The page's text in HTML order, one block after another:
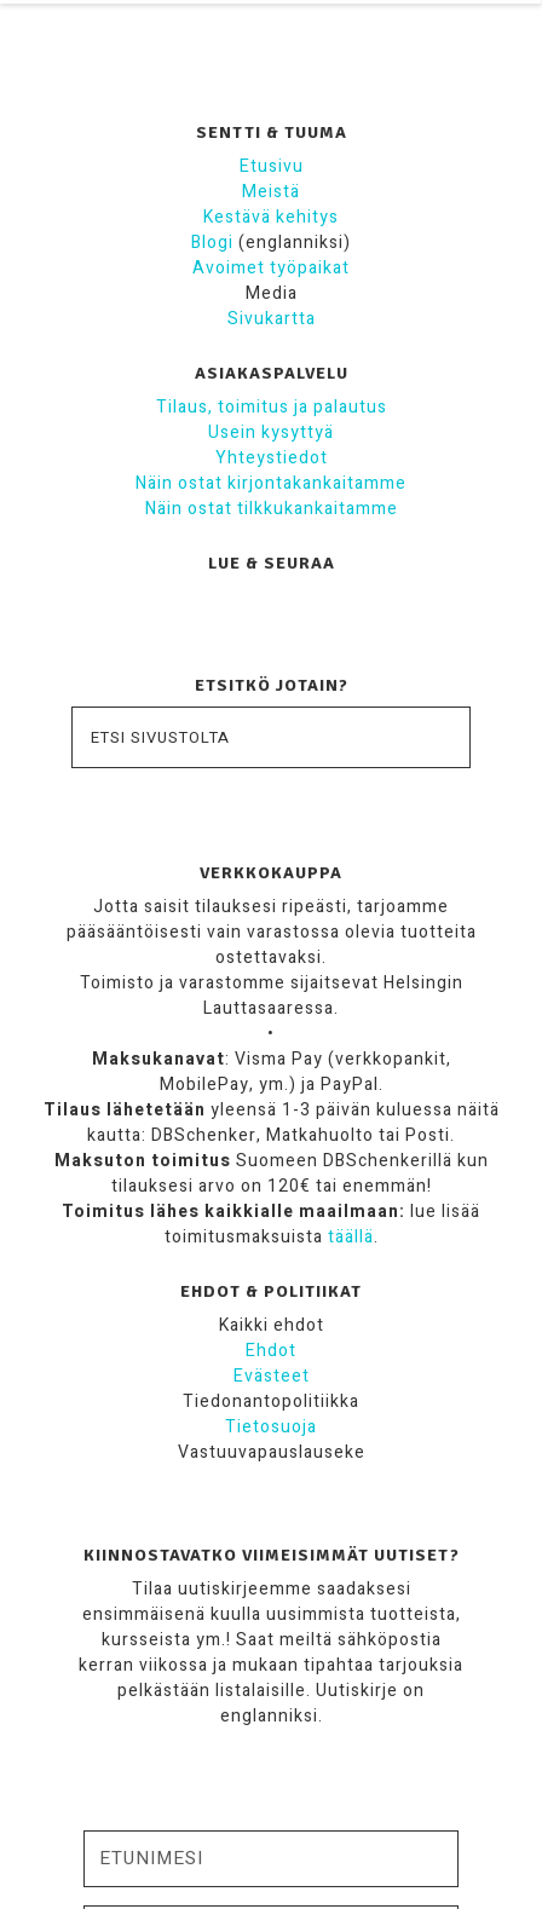
SENTTI & TUUMA
Etusivu
Meistä
Kestävä kehitys
Blogi (englanniksi)
Avoimet työpaikat
Media
Sivukartta
ASIAKASPALVELU
Tilaus, toimitus ja palautus
Usein kysyttyä
Yhteystiedot
Näin ostat kirjontakankaitamme
Näin ostat tilkkukankaitamme
LUE & SEURAA
ETSITKÖ JOTAIN?
VERKKOKAUPPA
Jotta saisit tilauksesi ripeästi, tarjoamme
pääsääntöisesti vain varastossa olevia tuotteita
ostettavaksi.
Toimisto ja varastomme sijaitsevat Helsingin
Lauttasaaressa.
•
Maksukanavat: Visma Pay (verkkopankit,
MobilePay, ym.) ja PayPal.
Tilaus lähetetään yleensä 1-3 päivän kuluessa näitä
kautta: DBSchenker, Matkahuolto tai Posti.
Maksuton toimitus Suomeen DBSchenkerillä kun
tilauksesi arvo on 120€ tai enemmän!
Toimitus lähes kaikkialle maailmaan: lue lisää
toimitusmaksuista täällä.
EHDOT & POLITIIKAT
Kaikki ehdot
Ehdot
Evästeet
Tiedonantopolitiikka
Tietosuoja
Vastuuvapauslauseke
KIINNOSTAVATKO VIIMEISIMMÄT UUTISET?
Tilaa uutiskirjeemme saadaksesi
ensimmäisenä kuulla uusimmista tuotteista,
kursseista ym.! Saat meiltä sähköpostia
kerran viikossa ja mukaan tipahtaa tarjouksia
pelkästään listalaisille. Uutiskirje on
englanniksi.